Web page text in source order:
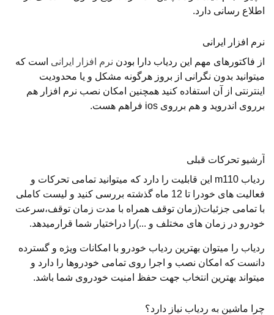
اطلاع رسانی دارد.
نرم افزار ایرانی
از فاکتورهای مهم این ردیاب دارا بودن نرم افزار ایرانی است که
میتوانید بدون نگرانی از بروز هرگونه مشکل و یا محدودیت
اینترنتی از آن استفاده کنید همچنین امکان نصب نرم افزار هم
برروی اندروید و هم برروی ios فراهم هست.
آرشیو تحرکات قبلی
ردیاب m110 این قابلیت را دارد که میتوانید تمامی تحرکات و
فعالیت های خودرا تا 12 ماه گذشته بررسی کنید و لیست کاملی
با تمامی جزئیات(زمان توقف همراه با مدت زمان توقف،سرعت
خودرو در زمان های مختلف و ...)را دراختیار شما قرارمیدهد.
ردیاب را میتوان بهترین ردیاب خودرو با امکانات ویژه و گسترده
دانست که امکان نصب و اجرا روی تمامی خودروها را دارد و
میتواند بهترین انتخاب جهت حفظ امنیت خودروی شما باشد.
چرا ماشین به ردیاب نیاز دارد؟